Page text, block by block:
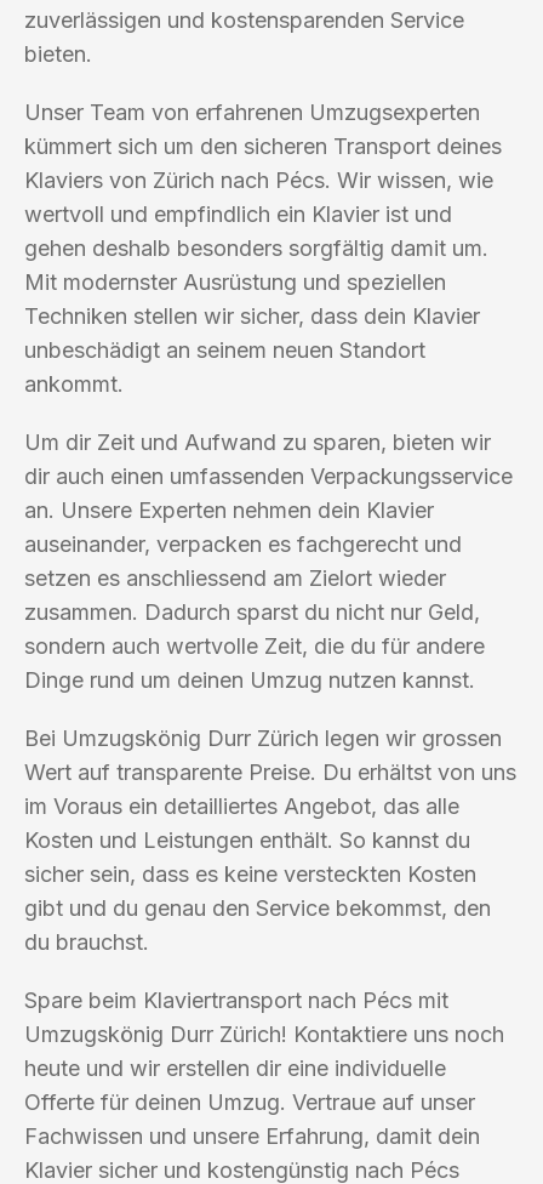
zuverlässigen und kostensparenden Service
bieten.
Unser Team von erfahrenen Umzugsexperten
kümmert sich um den sicheren Transport deines
Klaviers von Zürich nach Pécs. Wir wissen, wie
wertvoll und empfindlich ein Klavier ist und
gehen deshalb besonders sorgfältig damit um.
Mit modernster Ausrüstung und speziellen
Techniken stellen wir sicher, dass dein Klavier
unbeschädigt an seinem neuen Standort
ankommt.
Um dir Zeit und Aufwand zu sparen, bieten wir
dir auch einen umfassenden Verpackungsservice
an. Unsere Experten nehmen dein Klavier
auseinander, verpacken es fachgerecht und
setzen es anschliessend am Zielort wieder
zusammen. Dadurch sparst du nicht nur Geld,
sondern auch wertvolle Zeit, die du für andere
Dinge rund um deinen Umzug nutzen kannst.
Bei Umzugskönig Durr Zürich legen wir grossen
Wert auf transparente Preise. Du erhältst von uns
im Voraus ein detailliertes Angebot, das alle
Kosten und Leistungen enthält. So kannst du
sicher sein, dass es keine versteckten Kosten
gibt und du genau den Service bekommst, den
du brauchst.
Spare beim Klaviertransport nach Pécs mit
Umzugskönig Durr Zürich! Kontaktiere uns noch
heute und wir erstellen dir eine individuelle
Offerte für deinen Umzug. Vertraue auf unser
Fachwissen und unsere Erfahrung, damit dein
Klavier sicher und kostengünstig nach Pécs